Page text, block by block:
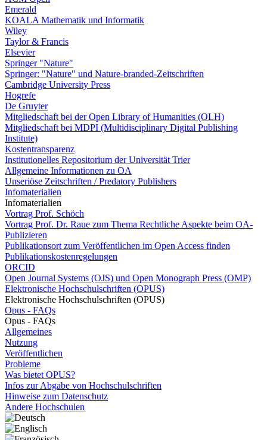
Emerald
KOALA Mathematik und Informatik
Wiley
Taylor & Francis
Elsevier
Springer "Nature"
Springer: "Nature" und Nature-branded-Zeitschriften
Cambridge University Press
Hogrefe
De Gruyter
Mitgliedschaft bei der Open Library of Humanities (OLH)
Mitgliedschaft bei MDPI (Multidisciplinary Digital Publishing
Institute)
Kostentransparenz
Institutionelles Repositorium der Universität Trier
Allgemeine Informationen zu OA
Unseriöse Zeitschriften / Predatory Publishers
Infomaterialien
Infomaterialien
Vortrag Prof. Schöch
Vortrag Prof. Dr. Raue zum Thema Rechtliche Aspekte beim OA-
Publizieren
Publikationsort zum Veröffentlichen im Open Access finden
Publikationskostenregelungen
ORCID
Open Journal Systems (OJS) und Open Monograph Press (OMP)
Elektronische Hochschulschriften (OPUS)
Elektronische Hochschulschriften (OPUS)
Opus - FAQs
Opus - FAQs
Allgemeines
Nutzung
Veröffentlichen
Probleme
Was bietet OPUS?
Infos zur Abgabe von Hochschulschriften
Hinweise zum Datenschutz
Andere Hochschulen